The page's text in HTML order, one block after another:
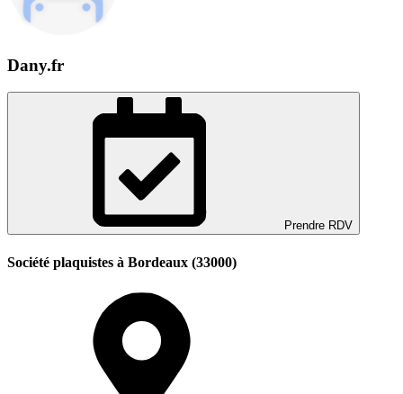
Dany.fr
Prendre RDV
Société plaquistes à Bordeaux (33000)